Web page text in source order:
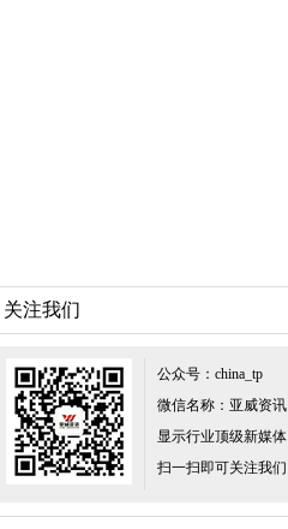
关注我们
公众号：china_tp
微信名称：亚威资讯
显示行业顶级新媒体
扫一扫即可关注我们